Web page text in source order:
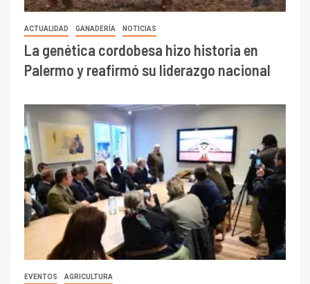
ACTUALIDAD GANADERÍA NOTICIAS
La genética cordobesa hizo historia en
Palermo y reafirmó su liderazgo nacional
EVENTOS AGRICULTURA